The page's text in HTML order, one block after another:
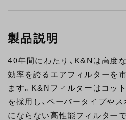
製品説明
40年間にわたり、K&Nは高度
効率を誇るエアフィルターを
ます。K&Nフィルターはコッ
を採用し、ペーパータイプや
にならない高性能フィルターで